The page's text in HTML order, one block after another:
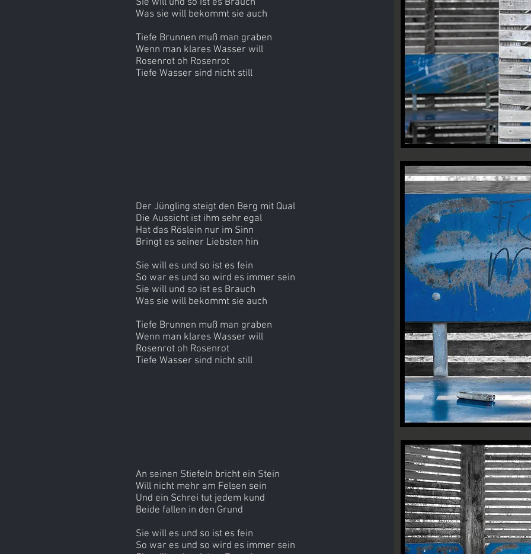
Sie will und so ist es Brauch
Was sie will bekommt sie auch
Tiefe Brunnen muß man graben
Wenn man klares Wasser will
Rosenrot oh Rosenrot
Tiefe Wasser sind nicht still
Der Jüngling steigt den Berg mit Qual
Die Aussicht ist ihm sehr egal
Hat das Röslein nur im Sinn
Bringt es seiner Liebsten hin
Sie will es und so ist es fein
So war es und so wird es immer sein
Sie will und so ist es Brauch
Was sie will bekommt sie auch
Tiefe Brunnen muß man graben
Wenn man klares Wasser will
Rosenrot oh Rosenrot
Tiefe Wasser sind nicht still
An seinen Stiefeln bricht ein Stein
Will nicht mehr am Felsen sein
Und ein Schrei tut jedem kund
Beide fallen in den Grund
Sie will es und so ist es fein
So war es und so wird es immer sein